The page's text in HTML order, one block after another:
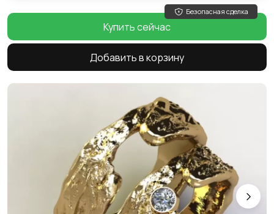
Безопасная сделка
Купить сейчас
Добавить в корзину